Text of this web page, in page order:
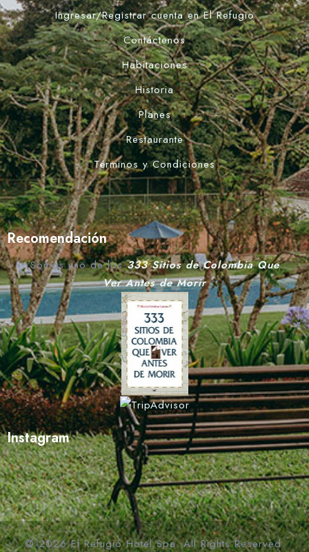
Ingresar/Registrar cuenta en El Refugio
Contáctenos
Habitaciones
Historia
Planes
Restaurante
Términos y Condiciones
Recomendación
Somos uno de los333 Sitios de Colombia Que
Ver Antes de Morir
Instagram
© 2026 El Refugio Hotel Spa. All Rights Reserved.
Buscar